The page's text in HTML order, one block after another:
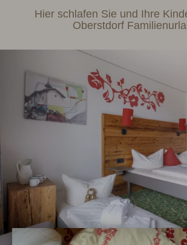
Hier schlafen Sie und Ihre
Oberstdorf